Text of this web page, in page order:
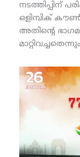
നടത്തിപ്പിന്
ഒളിമ്പിക്
അതിന്റെ